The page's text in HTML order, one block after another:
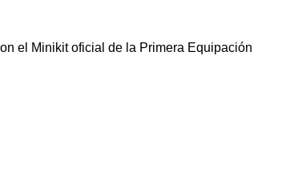
el Minikit oficial de la Primera Equipación